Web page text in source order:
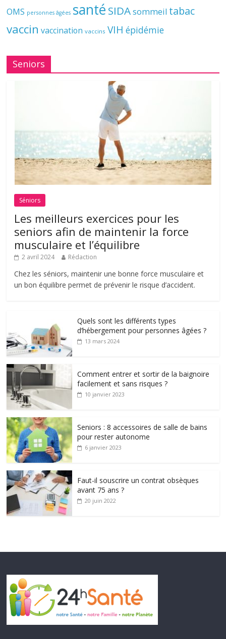
OMS personnes âgées santé SIDAsommeil tabac
vaccin vaccination vaccins VIH épidémie
Seniors
Séniors
Les meilleurs exercices pour les
seniors afin de maintenir la force
musculaire et l’équilibre
2 avril 2024 Rédaction
Chez les séniors, maintenir une bonne force musculaire et
un bon équilibre permet de prévenir le risque d’accident.
Quels sont les différents types
d’hébergement pour personnes âgées ?
13 mars 2024
Comment entrer et sortir de la baignoire
facilement et sans risques ?
10 janvier 2023
Seniors : 8 accessoires de salle de bains
pour rester autonome
6 janvier 2023
Faut-il souscrire un contrat obsèques
avant 75 ans ?
20 juin 2022